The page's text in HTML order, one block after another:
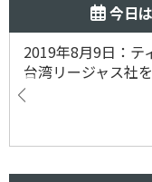
今日
2019年8月9日：テ
台湾リージャス社